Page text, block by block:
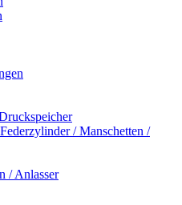
/ Manschetten /
/ Anlasser